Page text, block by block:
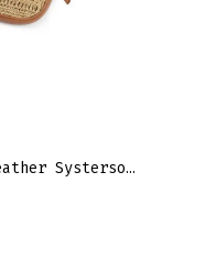
Aena Hand-Knitted Leather Systersoul - örme taba